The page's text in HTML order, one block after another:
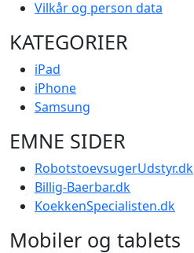
Vilkår og person data
KATEGORIER
iPad
iPhone
Samsung
EMNE SIDER
RobotstoevsugerUdstyr.dk
Billig-Baerbar.dk
KoekkenSpecialisten.dk
Mobiler og tablets